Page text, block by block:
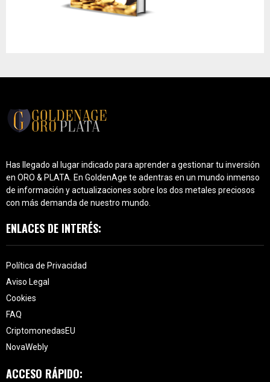
Has llegado al lugar indicado para aprender a gestionar tu inversión
en ORO & PLATA. En GoldenAge te adentras en un mundo inmenso
de información y actualizaciones sobre los dos metales preciosos
con más demanda de nuestro mundo.
ENLACES DE INTERÉS:
Política de Privacidad
Aviso Legal
Cookies
FAQ
CriptomonedasEU
NovaWebly
ACCESO RÁPIDO: